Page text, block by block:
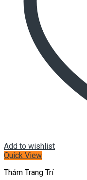
Add to wishlist
Quick View
Thảm Trang Trí